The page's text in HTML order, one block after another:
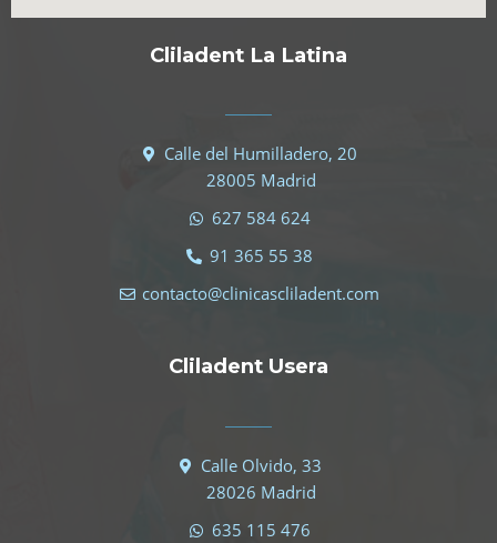
Cliladent La Latina
Calle del Humilladero, 20
28005 Madrid
627 584 624
91 365 55 38
contacto@clinicascliladent.com
Cliladent Usera
Calle Olvido, 33
28026 Madrid
635 115 476